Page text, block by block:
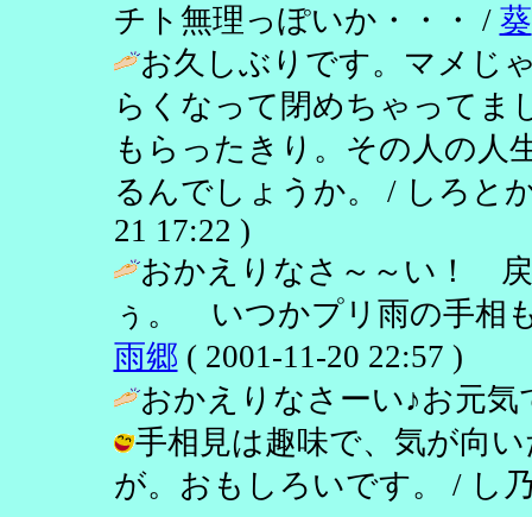
チト無理っぽいか・・・ / 葵
お久しぶりです。マメじ
らくなって閉めちゃって
もらったきり。その人の人
るんでしょうか。 / しろと
21 17:22 )
おかえりなさ～～い！
ぅ。 いつかプリ雨の手相
雨郷 ( 2001-11-20 22:57 )
おかえりなさーい♪お元
手相見は趣味で、気が向
が。おもしろいです。 / し